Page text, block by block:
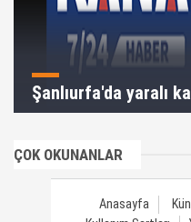
Şanlıurfa'da yaralı
ÇOK OKUNANLAR
Anasayfa